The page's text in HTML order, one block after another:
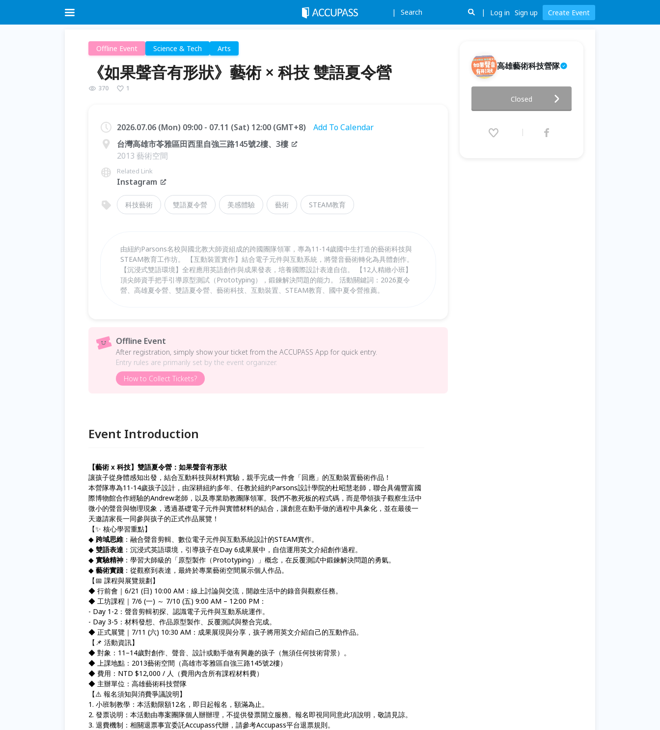
Search Log in Sign up Create Event
Offline Event Science & Tech Arts
《如果聲音有形狀》藝術 × 科技 雙語夏令營
370 1
2026.07.06 (Mon) 09:00 - 07.11 (Sat) 12:00 (GMT+8)
Add To Calendar
台灣高雄市苓雅區田西里自強三路145號2樓、3樓
2013 藝術空間
Related Link
Instagram
科技藝術 雙語夏令營 美感體驗 藝術 STEAM教育
由紐約Parsons名校與國北教大師資組成的跨國團隊領軍，專為11-14歲國中生打造的藝術科技與
STEAM教育工作坊。 【互動裝置實作】結合電子元件與互動系統，將聲音藝術轉化為具體創作。
【沉浸式雙語環境】全程應用英語創作與成果發表，培養國際設計表達自信。 【12人精緻小班】
頂尖師資手把手引導原型測試（Prototyping），鍛鍊解決問題的能力。 活動關鍵詞：2026夏令
營、高雄夏令營、雙語夏令營、藝術科技、互動裝置、STEAM教育、國中夏令營推薦。
Offline Event
After registration, simply show your ticket from the ACCUPASS App for quick entry.
Entry rules are primarily set by the event organizer.
How to Collect Tickets?
Event Introduction
【藝術 x 科技】雙語夏令營：如果聲音有形狀
讓孩子從身體感知出發，結合互動科技與材料實驗，親手完成一件會「回應」的互動裝置藝術作品！
本營隊專為11-14歲孩子設計，由深耕紐約多年、任教於紐約Parsons設計學院的杜昭慧老師，聯合具備豐富國
際博物館合作經驗的Andrew老師，以及專業助教團隊領軍。我們不教死板的程式碼，而是帶領孩子觀察生活中
微小的聲音與物理現象，透過基礎電子元件與實體材料的結合，讓創意在動手做的過程中具象化，並在最後一
天邀請家長一同參與孩子的正式作品展覽！
【✨ 核心學習重點】
◆ 跨域思維 ：融合聲音剪輯、數位電子元件與互動系統設計的STEAM實作。
◆ 雙語表達 ：沉浸式英語環境，引導孩子在Day 6成果展中，自信運用英文介紹創作過程。
◆ 實驗精神 ：學習大師級的「原型製作（Prototyping）」概念，在反覆測試中鍛鍊解決問題的勇氣。
◆ 藝術實踐 ：從觀察到表達，最終於專業藝術空間展示個人作品。
【📅 課程與展覽規劃】
◆ 行前會｜6/21 (日) 10:00 AM：線上討論與交流，開啟生活中的錄音與觀察任務。
◆ 工坊課程｜7/6 (一) ～ 7/10 (五) 9:00 AM – 12:00 PM：
- Day 1-2：聲音剪輯初探、認識電子元件與互動系統運作。
- Day 3-5：材料發想、作品原型製作、反覆測試與整合完成。
◆ 正式展覽｜7/11 (六) 10:30 AM：成果展現與分享，孩子將用英文介紹自己的互動作品。
【📌 活動資訊】
◆ 對象：11–14歲對創作、聲音、設計或動手做有興趣的孩子（無須任何技術背景）。
◆ 上課地點：2013藝術空間（高雄市苓雅區自強三路145號2樓）
◆ 費用：NTD $12,000 / 人（費用內含所有課程材料費）
◆ 主辦單位：高雄藝術科技營隊
【⚠️ 報名須知與消費爭議說明】
1. 小班制教學：本活動限額12名，即日起報名，額滿為止。
2. 發票说明：本活動由專案團隊個人辦辦理，不提供發票開立服務。報名即視同同意此項說明，敬請見諒。
3. 退費機制：相關退票事宜委託Accupass代辦，請參考Accupass平台退票規則。
高雄藝術科技營隊
2026.07.06 (Mon) 09:00 - 07.11
Closed